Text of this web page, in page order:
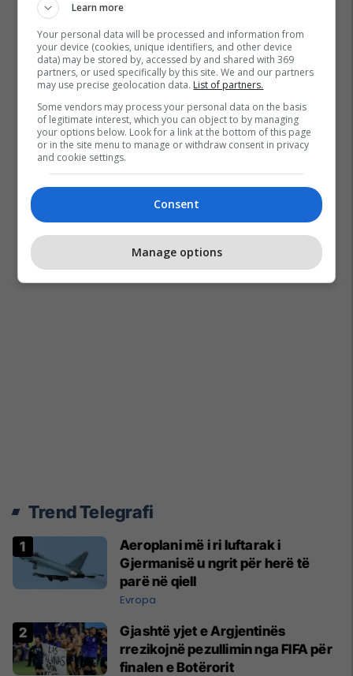
Trend Telegrafi
Aeroplani më i ri luftarak i
Gjermanisë u ngrit për herë të
parë në qiell
Evropa
Gjashtë yjet e Argjentinës
rrezikojnë pezullimin nga FIFA për
finalen e Botërorit
Learn more
Your personal data will be processed and information from
your device (cookies, unique identifiers, and other device
data) may be stored by, accessed by and shared with 369
partners, or used specifically by this site. We and our partners
may use precise geolocation data. List of partners.
Some vendors may process your personal data on the basis
of legitimate interest, which you can object to by managing
your options below. Look for a link at the bottom of this page
or in the site menu to manage or withdraw consent in privacy
and cookie settings.
Consent
Manage options